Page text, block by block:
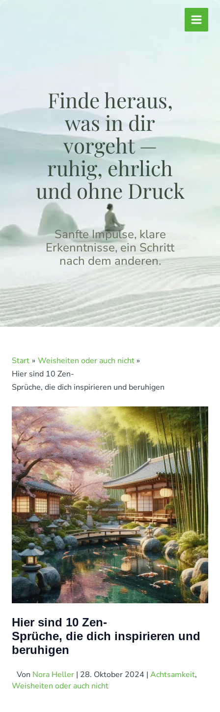
Finde heraus,
was in dir
vorgeht —
ruhig, ehrlich
und ohne Druck
Sanfte Impulse, klare
Erkenntnisse, ein Schritt
nach dem anderen.
Start
Weisheiten oder auch nicht
Hier sind 10 Zen-
Sprüche, die dich inspirieren und beruhigen
Hier sind 10 Zen-
Sprüche, die dich inspirieren und
beruhigen
Von Nora Heller | 28. Oktober 2024 | Achtsamkeit,
Weisheiten oder auch nicht